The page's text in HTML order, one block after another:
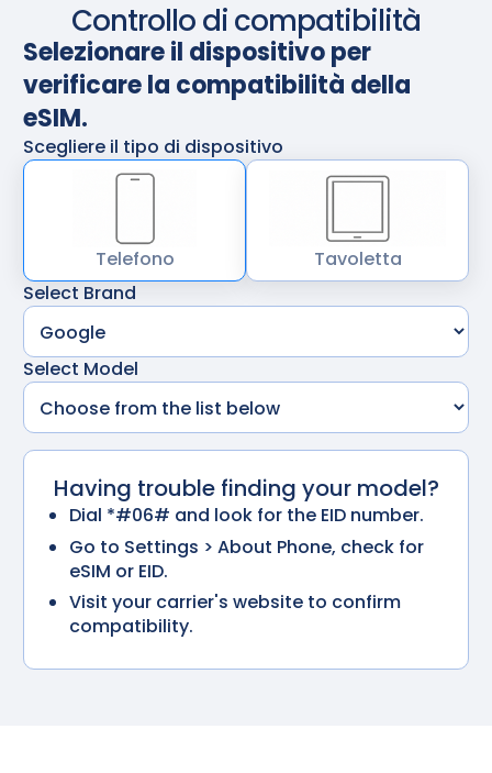
Controllo di compatibilità
Selezionare il dispositivo per
verificare la compatibilità della
eSIM.
Scegliere il tipo di dispositivo
Telefono
Tavoletta
Select Brand
Select Model
Having trouble finding your model?
Dial *#06# and look for the EID number.
Go to Settings > About Phone, check for
eSIM or EID.
Visit your carrier's website to confirm
compatibility.